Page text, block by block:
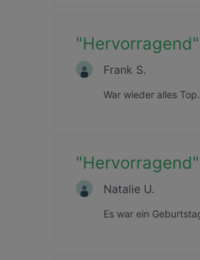
"Hervorragend"
Frank S.
War wieder alles
"Hervorragend"
Natalie U.
Es war ein